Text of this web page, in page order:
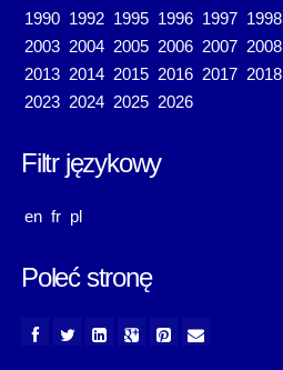
1990 1992 1995 1996 1997 1998
2003 2004 2005 2006 2007 2008
2013 2014 2015 2016 2017 2018
2023 2024 2025 2026
Filtr językowy
en fr pl
Poleć stronę